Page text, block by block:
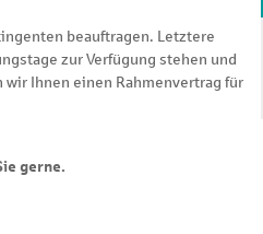
beauftragen. Letztere
zur Verfügung stehen und
Ihnen einen Rahmenvertrag für
gerne.